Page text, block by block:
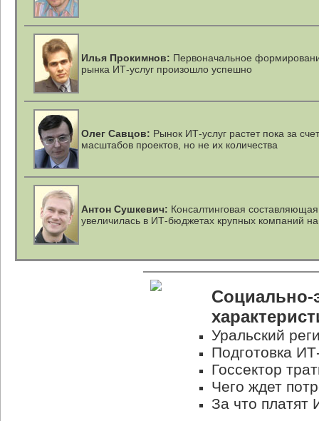
Илья Прокимнов: Первоначальное
рынка ИТ-услуг произошло успешно
Олег Савцов: Рынок ИТ-услуг растет пока за счет
масштабов проектов, но не их количества
Антон Сушкевич: Консалтинговая составляющая
увеличилась в ИТ-бюджетах крупных компаний
Социально-
Уральский
Подготовка
Госсектор
Чего ждет
За что платят